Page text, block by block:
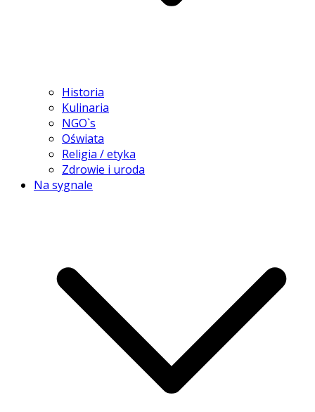
Historia
Kulinaria
NGO`s
Oświata
Religia / etyka
Zdrowie i uroda
Na sygnale